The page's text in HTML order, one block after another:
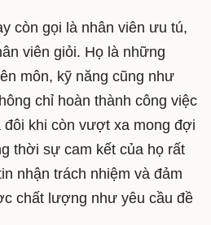
còn gọi là nhân viên ưu tú,
viên giỏi. Họ là những
môn, kỹ năng cũng như
chỉ hoàn thành công việc
đôi khi còn vượt xa mong đợi
thời sự cam kết của họ rất
nhận trách nhiệm và đảm
chất lượng như yêu cầu đề